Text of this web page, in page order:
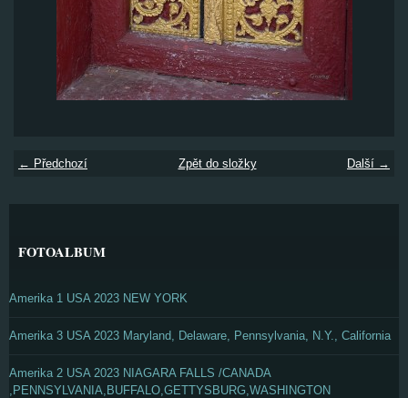
← Předchozí Další →
Zpět do složky
FOTOALBUM
Amerika 1 USA 2023 NEW YORK
Amerika 3 USA 2023 Maryland, Delaware, Pennsylvania, N.Y., California
Amerika 2 USA 2023 NIAGARA FALLS /CANADA
,PENNSYLVANIA,BUFFALO,GETTYSBURG,WASHINGTON